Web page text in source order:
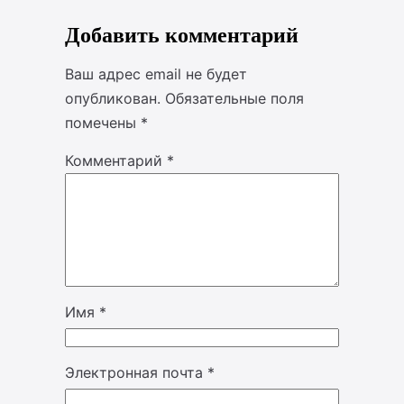
Добавить комментарий
Ваш адрес email не будет
опубликован. Обязательные поля
помечены *
Комментарий *
Имя *
Электронная почта *